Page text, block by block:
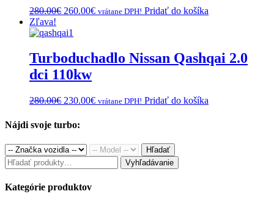
280.00€ Original
was:
260.00€Current
vrátane DPH! Pridať do košíka
Zľava!
Turboduchadlo Nissan Qashqai 2.0
dci 110kw
280.00€ Original
was:
230.00€Current
vrátane DPH! Pridať do košíka
Nájdi svoje turbo:
Hľadať
Hľadať: Vyhľadávanie
Kategórie produktov